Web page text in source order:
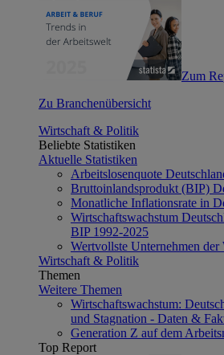
Zum
Zu Branchenübersicht
Wirtschaft & Politik
Beliebte Statistiken
Aktuelle Statistiken
Arbeitslosenquote
Bruttoinlandsprodukt (BIP)
Monatliche Inflationsrate in
Wirtschaftswachstum
BIP 1992-2025
Wertvollste Unternehmen der
Wirtschaft & Politik
Themen
Weitere Themen
Wirtschaftswachstum:
und Stagnation - Daten &
Generation Z auf dem
Top Report